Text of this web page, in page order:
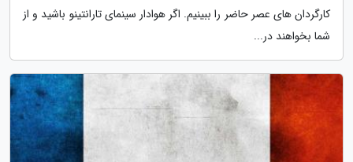
کارگردان های عصر حاضر را ببینیم. اگر هوادار سینمای تارانتینو باشید و از
شما بخواهند در...